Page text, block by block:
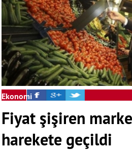
Ekonomi
Fiyat şişiren
harekete geçildi